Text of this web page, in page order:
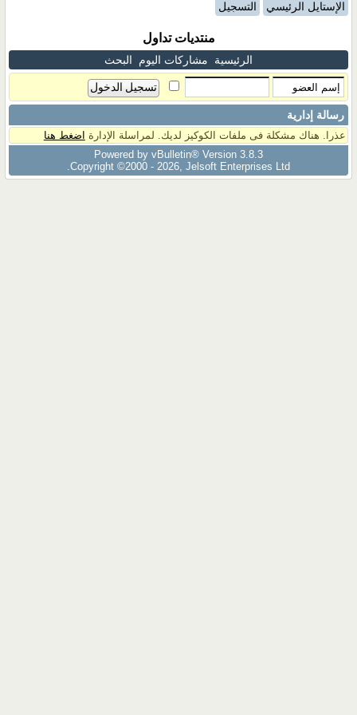
الإستايل الرئيسي التسجيل
منتديات تداول
الرئيسية مشاركات اليوم البحث
رسالة إدارية
عذرا. هناك مشكلة فى ملفات الكوكيز لديك. لمراسلة الإدارة اضغط هنا
Powered by vBulletin® Version 3.8.3
Copyright ©2000 - 2026, Jelsoft Enterprises Ltd.